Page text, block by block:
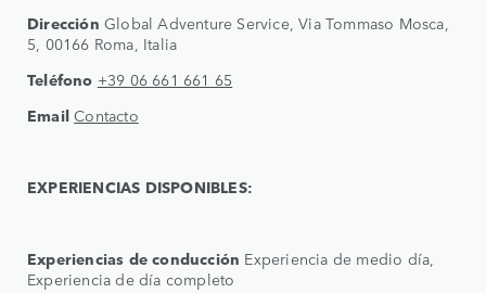
Dirección Global Adventure Service, Via Tommaso Mosca,
5, 00166 Roma, Italia
Teléfono +39 06 661 661 65
Email Contacto
EXPERIENCIAS DISPONIBLES:
Experiencias de conducción Experiencia de medio día,
Experiencia de día completo